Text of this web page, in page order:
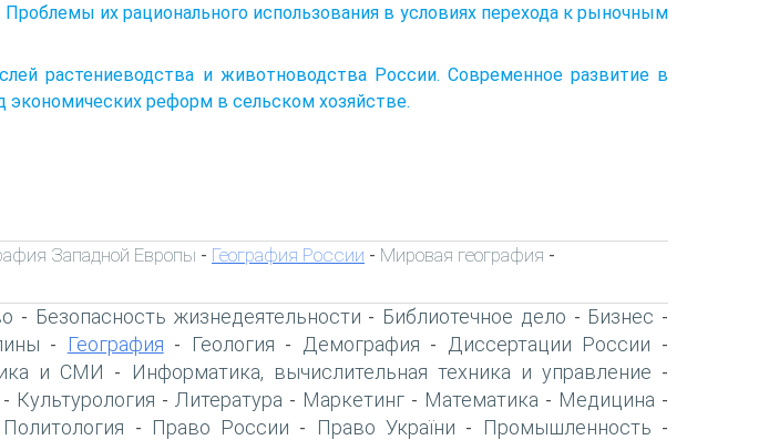
их рационального использования в условиях перехода к рыночным
растениеводства и животноводства России. Современное развитие в
экономических реформ в сельском хозяйстве.
Западной Европы - География России - Мировая география -
- Безопасность жизнедеятельности - Библиотечное дело - Бизнес -
- География - Геология - Демография - Диссертации России -
и СМИ - Информатика, вычислительная техника и управление -
- Культурология - Литература - Маркетинг - Математика - Медицина -
Политология - Право России - Право України - Промышленность -